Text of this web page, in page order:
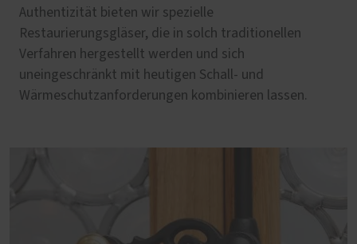
Authentizität bieten wir spezielle
Restaurierungsgläser, die in solch traditionellen
Verfahren hergestellt werden und sich
uneingeschränkt mit heutigen Schall- und
Wärmeschutzanforderungen kombinieren lassen.